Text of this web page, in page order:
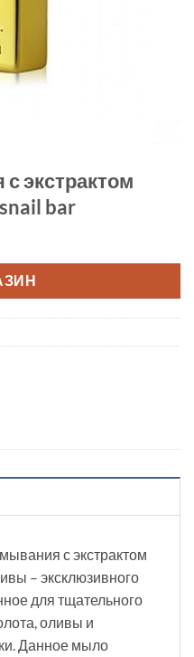
экстрактом
bar
с экстрактом
– эксклюзивного
для тщательного
оливы и
Данное мыло